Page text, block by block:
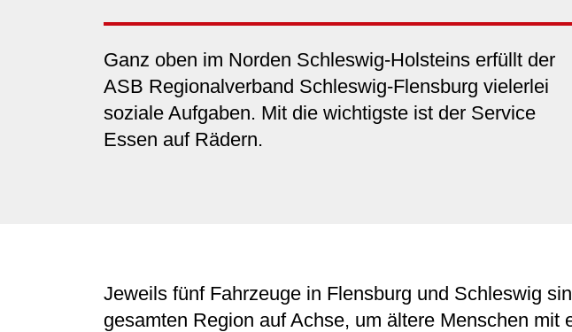
Ganz oben im Norden Schleswig-Holsteins erfüllt der
ASB Regionalverband Schleswig-Flensburg vielerlei
soziale Aufgaben. Mit die wichtigste ist der Service
Essen auf Rädern.
Jeweils fünf Fahrzeuge in Flensburg und Schleswig
gesamten Region auf Achse, um ältere Menschen mit